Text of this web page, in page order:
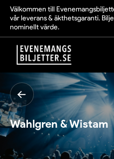
Välkommen till
vår leverans & äkthetsgaranti.
nominellt värde.
Wahlgren & Wistam